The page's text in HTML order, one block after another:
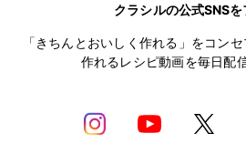
クラシルの公式SNS
「きちんとおいしく作れる」をコン
作れるレシピ動画を毎日配